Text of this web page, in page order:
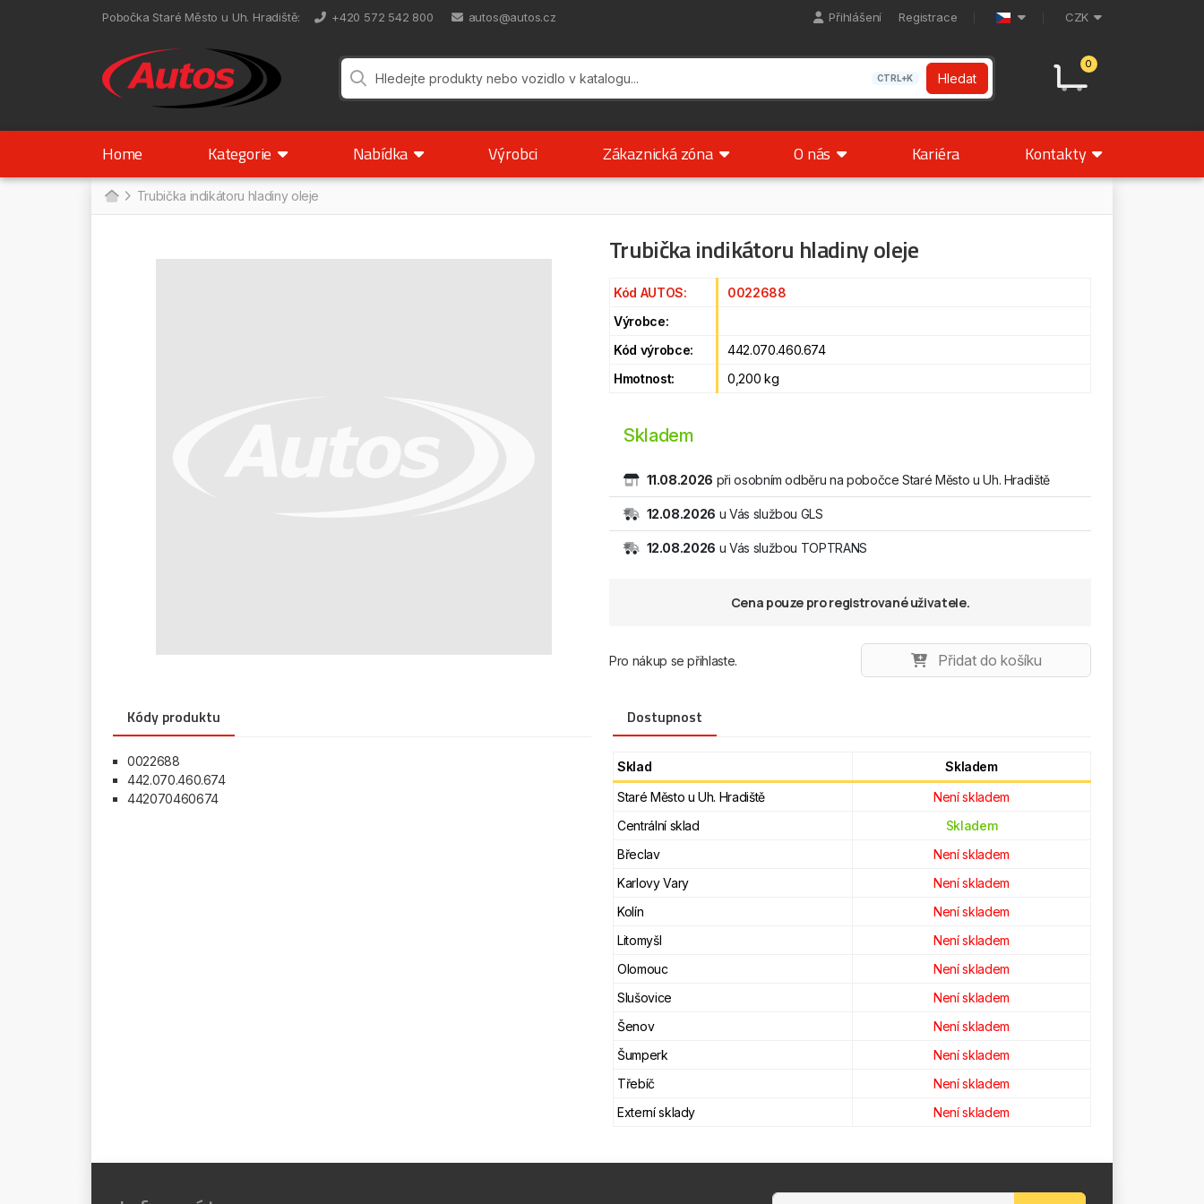
Pobočka Staré Město u Uh. Hradiště: +420 572 542 800 autos@autos.cz Přihlášení Registrace CZK
0
CTRL+K Hledat
Home Kategorie Nabídka Výrobci Zákaznická zóna O nás Kariéra Kontakty
Trubička indikátoru hladiny oleje
Trubička indikátoru hladiny oleje
Kód AUTOS:
0022688
Výrobce:
Kód výrobce:
442.070.460.674
Hmotnost:
0,200 kg
Skladem
11.08.2026 při osobním odběru na pobočce Staré Město u Uh. Hradiště
12.08.2026 u Vás službou GLS
12.08.2026 u Vás službou TOPTRANS
Cena pouze pro registrované uživatele.
Pro nákup se přihlaste. Přidat do košíku
Kódy produktu
0022688
442.070.460.674
442070460674
Dostupnost
Sklad
Skladem
Staré Město u Uh. Hradiště
Není skladem
Centrální sklad
Skladem
Břeclav
Není skladem
Karlovy Vary
Není skladem
Kolín
Není skladem
Litomyšl
Není skladem
Olomouc
Není skladem
Slušovice
Není skladem
Šenov
Není skladem
Šumperk
Není skladem
Třebíč
Není skladem
Externí sklady
Není skladem